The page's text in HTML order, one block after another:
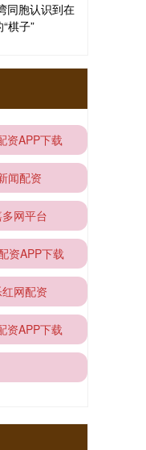
同胞认识到在
棋子”
资APP下载
闻配资
网平台
资APP下载
红网配资
资APP下载